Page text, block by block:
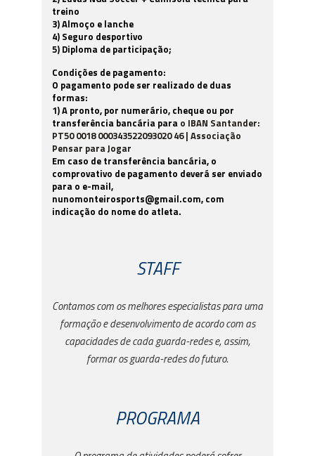
treino
3) Almoço e lanche
4) Seguro desportivo
5) Diploma de participação;
Condições de pagamento:
O pagamento pode ser realizado de duas
formas:
1) A pronto, por numerário, cheque ou por
transferência bancária para o IBAN Santander:
PT50 0018 000343522093020 46 | Associação
Pensar para Jogar
Em caso de transferência bancária, o
comprovativo de pagamento deverá ser enviado
para o e-mail,
nunomonteirosports@gmail.com, com
indicação do nome do atleta.
STAFF
Contamos com os melhores especialistas para uma
formação e desenvolvimento de acordo com as
capacidades de cada guarda-redes e, assim,
formar os guarda-redes do futuro.
PROGRAMA